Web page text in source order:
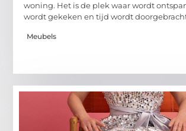
woning. Het is de plek waar wordt
wordt gekeken en tijd wordt
Meubels